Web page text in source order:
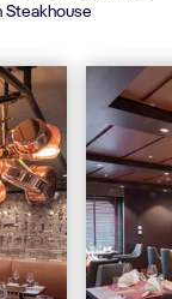
Steakhouse